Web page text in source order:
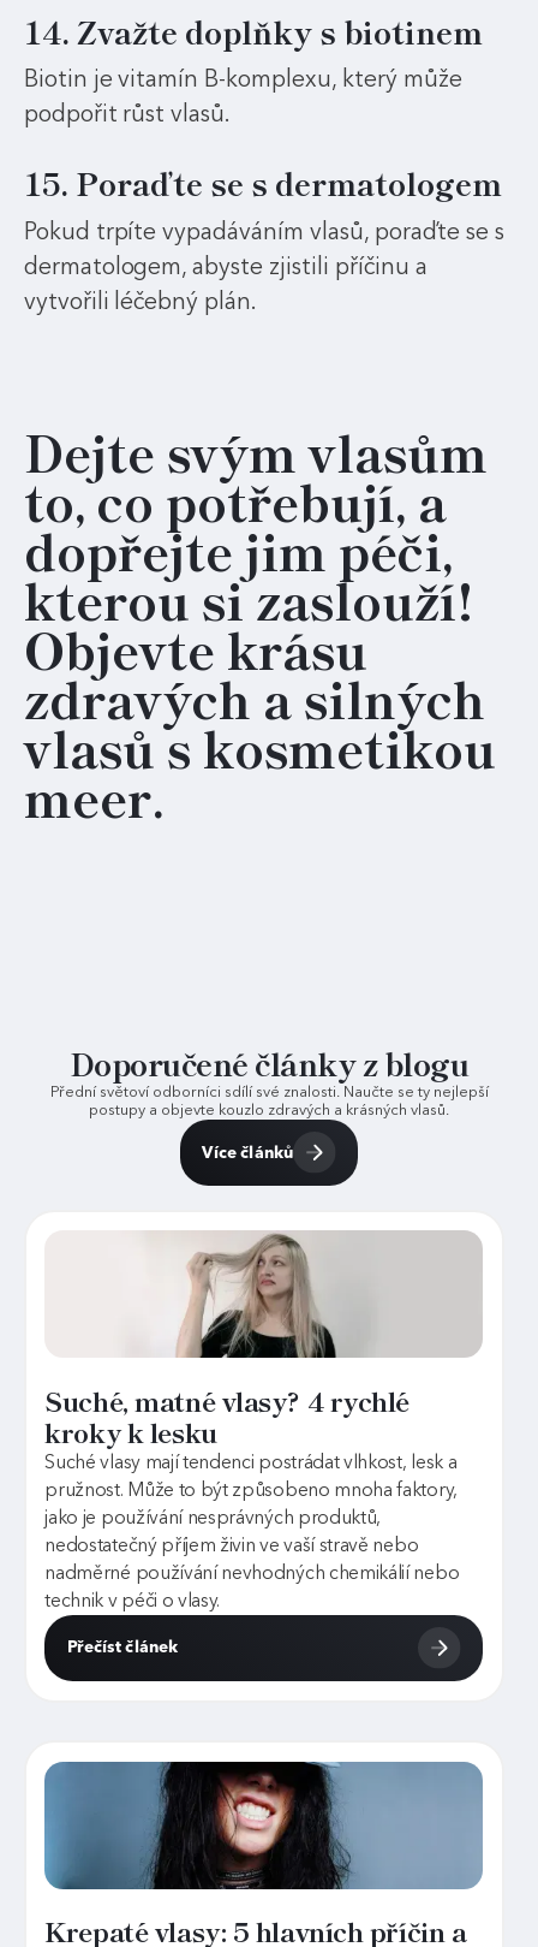
14. Zvažte doplňky s biotinem
Biotin je vitamín B-komplexu, který může
podpořit růst vlasů.
15. Poraďte se s dermatologem
Pokud trpíte vypadáváním vlasů, poraďte se s
dermatologem, abyste zjistili příčinu a
vytvořili léčebný plán.
Dejte svým vlasům
to, co potřebují, a
dopřejte jim péči,
kterou si zaslouží!
Objevte krásu
zdravých a silných
vlasů s kosmetikou
meer.
Doporučené články z blogu
Přední světoví odborníci sdílí své znalosti. Naučte se ty nejlepší
postupy a objevte kouzlo zdravých a krásných vlasů.
Více článků
Suché, matné vlasy? 4 rychlé
kroky k lesku
Suché vlasy mají tendenci postrádat vlhkost, lesk a
pružnost. Může to být způsobeno mnoha faktory,
jako je používání nesprávných produktů,
nedostatečný příjem živin ve vaší stravě nebo
nadměrné používání nevhodných chemikálií nebo
technik v péči o vlasy.
Přečíst článek
Krepaté vlasy: 5 hlavních příčin a